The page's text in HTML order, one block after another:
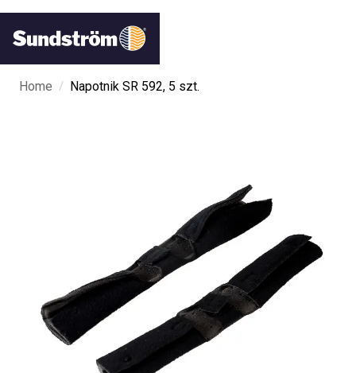
Home / Napotnik SR 592, 5 szt.